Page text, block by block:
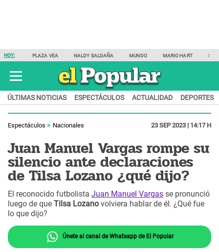
HOY: PLAZA VEA NALDY SALDAÑA MUNDO MARIO HART
ÚLTIMAS NOTICIAS ESPECTÁCULOS ACTUALIDAD DEPORTES
Espectáculos Nacionales 23 SEP 2023 | 14:17 H
Juan Manuel Vargas rompe su
silencio ante declaraciones
de Tilsa Lozano ¿qué dijo?
El reconocido futbolista Juan Manuel Vargas se pronunció
luego de que Tilsa Lozano volviera hablar de él. ¿Qué fue
lo que dijo?
Únete al canal de Whatsapp de El Popular